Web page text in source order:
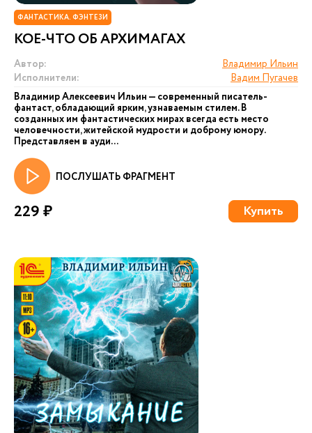
ФАНТАСТИКА. ФЭНТЕЗИ
КОЕ-ЧТО ОБ АРХИМАГАХ
Автор:
Владимир Ильин
Исполнители:
Вадим Пугачев
Владимир Алексеевич Ильин — современный писатель-
фантаст, обладающий ярким, узнаваемым стилем. В
созданных им фантастических мирах всегда есть место
человечности, житейской мудрости и доброму юмору.
Представляем в ауди...
ПОСЛУШАТЬ ФРАГМЕНТ
229 ₽ Купить